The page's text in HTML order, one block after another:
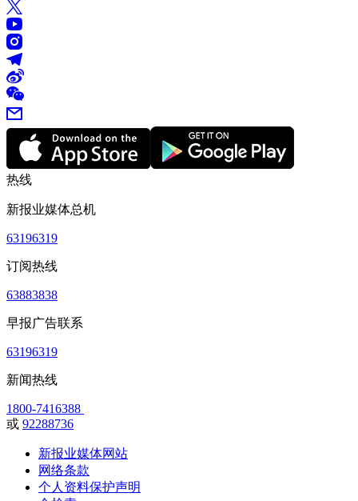
热线
新报业媒体总机
63196319
订阅热线
63883838
早报广告联系
63196319
新闻热线
1800-7416388
或 92288736
新报业媒体网站
网络条款
个人资料保护声明